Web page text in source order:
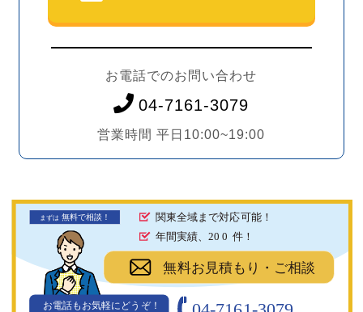
お電話でのお問い合わせ
04-7161-3079
営業時間 平日10:00~19:00
無料お見積もり・ご相談
まずは 無料で相談！
関東全域まで対応可能！
年間実績、20 0 件！
お電話もお気軽にどうぞ！